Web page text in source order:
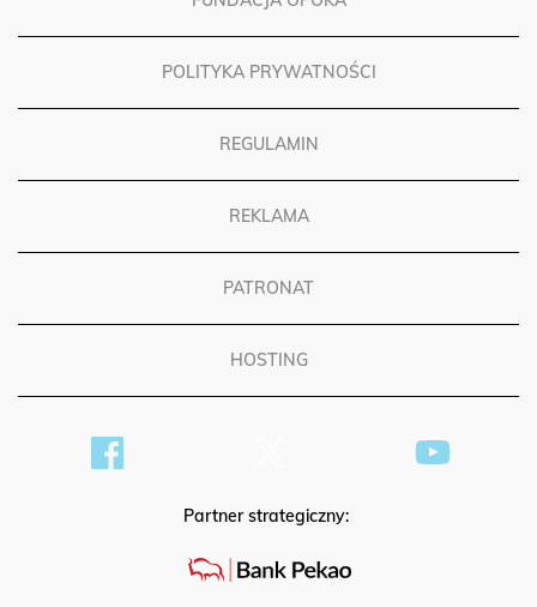
POLITYKA PRYWATNOŚCI
REGULAMIN
REKLAMA
PATRONAT
HOSTING
Partner strategiczny: